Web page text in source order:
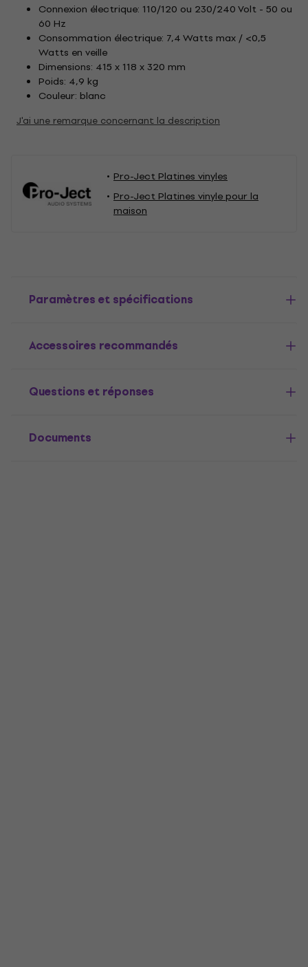
Connexion électrique: 110/120 ou 230/240 Volt - 50 ou
60 Hz
Consommation électrique: 7,4 Watts max / <0,5
Watts en veille
Dimensions: 415 x 118 x 320 mm
Poids: 4,9 kg
Couleur: blanc
J'ai une remarque concernant la description
Pro-Ject Platines vinyles
Pro-Ject Platines vinyle pour la
maison
Paramètres et spécifications
Accessoires recommandés
Questions et réponses
Documents